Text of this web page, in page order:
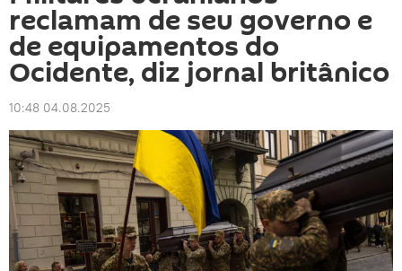
reclamam de seu governo e
de equipamentos do
Ocidente, diz jornal britânico
10:48 04.08.2025